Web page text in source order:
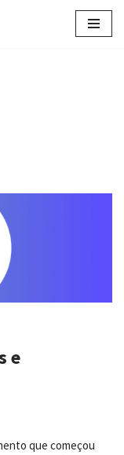
e
que começou